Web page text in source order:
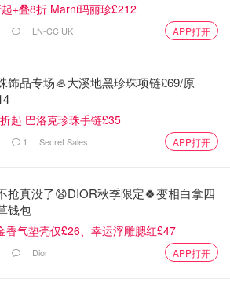
。Shake就是用摇杯制作的，stir就是
（女性化的鸡尾酒）
+叠8折 Marni玛丽珍£212
LN-CC UK APP打开
饰品专场🦪大溪地黑珍珠项链£69/原
起 巴洛克珍珠手链£35
1 Secret Sales APP打开
抢真没了😧DIOR秋季限定🍀变相白拿四
钱包
香气垫壳仅£26、幸运浮雕腮红£47
Dior APP打开